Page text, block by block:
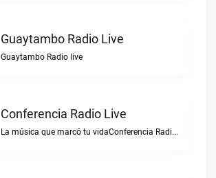
Guaytambo Radio Live
Guaytambo Radio live
Conferencia Radio Live
La música que marcó tu vidaConferencia Radio live